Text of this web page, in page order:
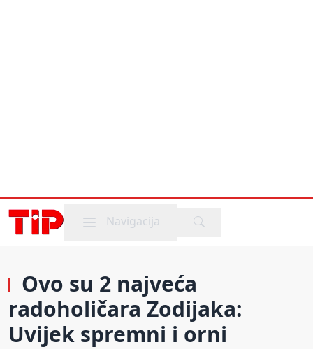
Mobile menu
Navigacija
Ovo su 2 najveća
radoholičara Zodijaka:
Uvijek spremni i orni